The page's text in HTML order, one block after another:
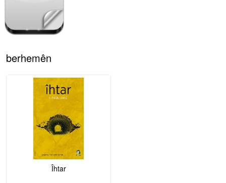
berhemên
Îhtar